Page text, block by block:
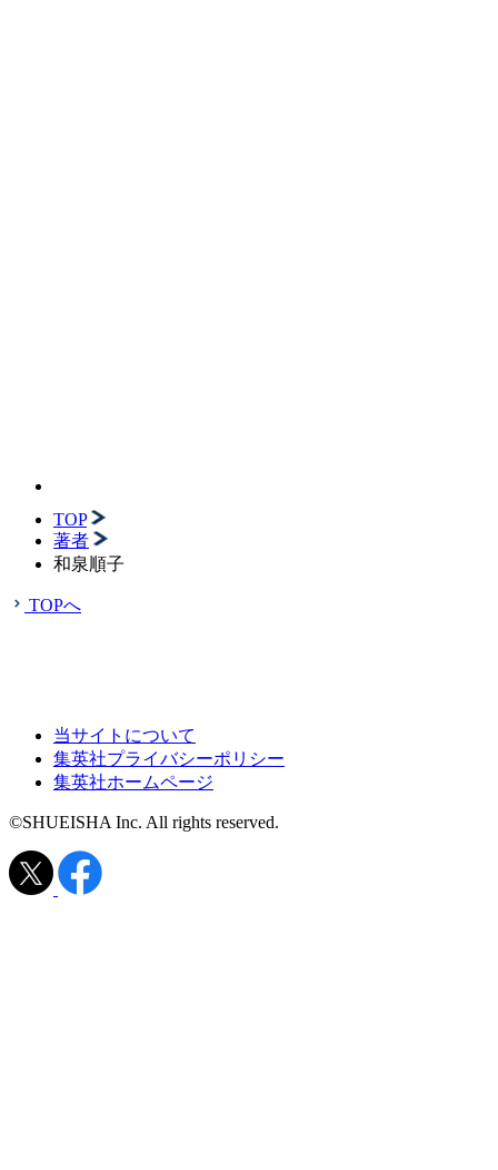
TOP
著者
和泉順子
TOPへ
当サイトについて
集英社プライバシーポリシー
集英社ホームページ
©SHUEISHA Inc. All rights reserved.